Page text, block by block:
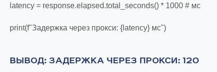
latency = response.elapsed.total_seconds() * 1000 # мс
print(f"Задержка через прокси: {latency} мс")
ВЫВОД: ЗАДЕРЖКА ЧЕРЕЗ ПРОКСИ: 120